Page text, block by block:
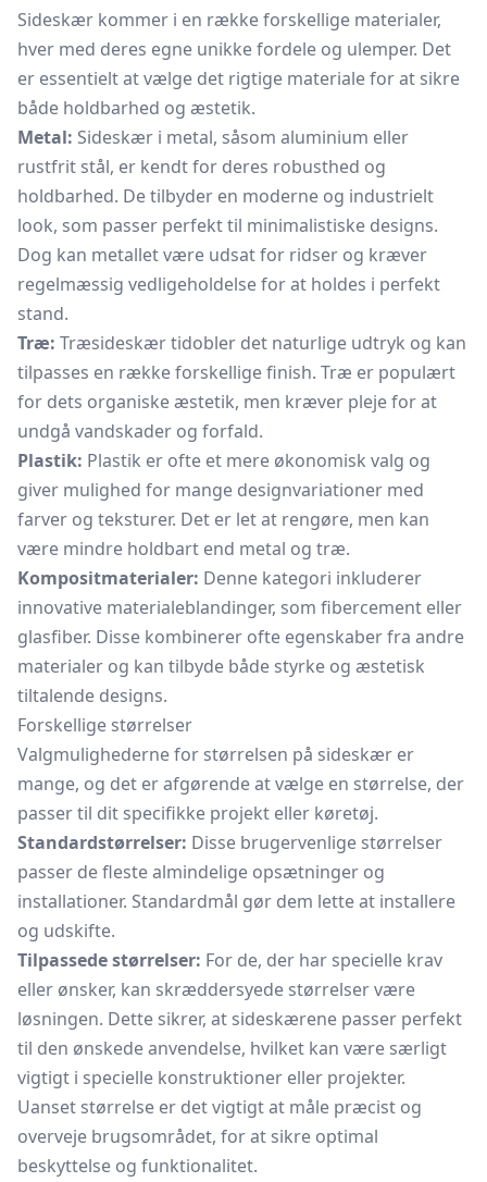
Sideskær kommer i en række forskellige materialer,
hver med deres egne unikke fordele og ulemper. Det
er essentielt at vælge det rigtige materiale for at sikre
både holdbarhed og æstetik.
Metal: Sideskær i metal, såsom aluminium eller
rustfrit stål, er kendt for deres robusthed og
holdbarhed. De tilbyder en moderne og industrielt
look, som passer perfekt til minimalistiske designs.
Dog kan metallet være udsat for ridser og kræver
regelmæssig vedligeholdelse for at holdes i perfekt
stand.
Træ: Træsideskær tidobler det naturlige udtryk og kan
tilpasses en række forskellige finish. Træ er populært
for dets organiske æstetik, men kræver pleje for at
undgå vandskader og forfald.
Plastik: Plastik er ofte et mere økonomisk valg og
giver mulighed for mange designvariationer med
farver og teksturer. Det er let at rengøre, men kan
være mindre holdbart end metal og træ.
Kompositmaterialer: Denne kategori inkluderer
innovative materialeblandinger, som fibercement eller
glasfiber. Disse kombinerer ofte egenskaber fra andre
materialer og kan tilbyde både styrke og æstetisk
tiltalende designs.
Forskellige størrelser
Valgmulighederne for størrelsen på sideskær er
mange, og det er afgørende at vælge en størrelse, der
passer til dit specifikke projekt eller køretøj.
Standardstørrelser: Disse brugervenlige størrelser
passer de fleste almindelige opsætninger og
installationer. Standardmål gør dem lette at installere
og udskifte.
Tilpassede størrelser: For de, der har specielle krav
eller ønsker, kan skræddersyede størrelser være
løsningen. Dette sikrer, at sideskærene passer perfekt
til den ønskede anvendelse, hvilket kan være særligt
vigtigt i specielle konstruktioner eller projekter.
Uanset størrelse er det vigtigt at måle præcist og
overveje brugsområdet, for at sikre optimal
beskyttelse og funktionalitet.